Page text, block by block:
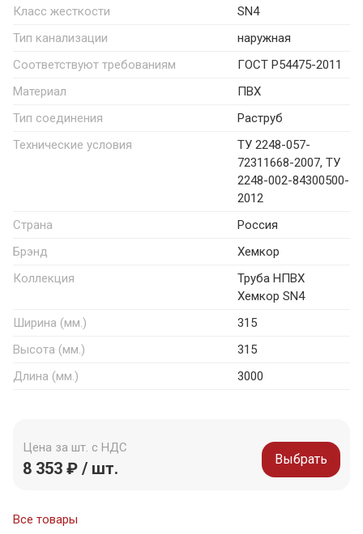
Класс жесткости
SN4
Тип канализации
наружная
Соответствуют требованиям
ГОСТ Р54475-2011
Материал
ПВХ
Тип соединения
Раструб
Технические условия
ТУ 2248-057-
72311668-2007, ТУ
2248-002-84300500-
2012
Страна
Россия
Брэнд
Хемкор
Коллекция
Труба НПВХ
Хемкор SN4
Ширина (мм.)
315
Высота (мм.)
315
Длина (мм.)
3000
Цена за шт. с НДС
8 353 ₽ / шт. Выбрать
Все товары